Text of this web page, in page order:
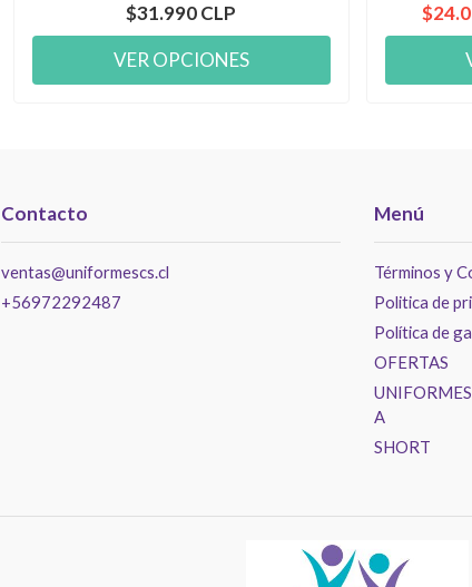
$31.990 CLP
VER OPCIONES
Contacto
ventas@uniformescs.cl
+56972292487
Menú
Términos y
Politica de
Política de
OFERTAS
A
SHORT